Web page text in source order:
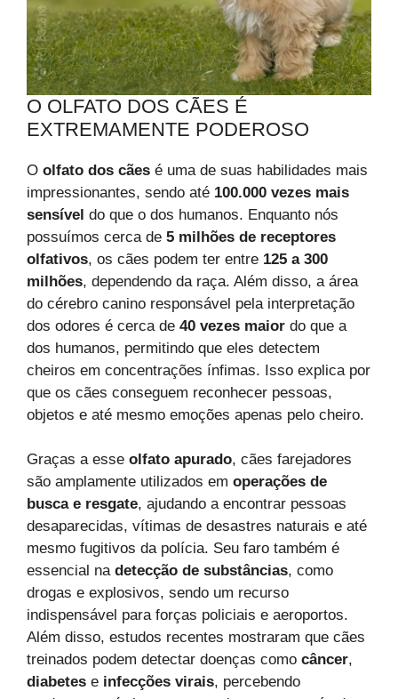
O OLFATO DOS CÃES É
EXTREMAMENTE PODEROSO
O olfato dos cães é uma de suas habilidades mais
impressionantes, sendo até 100.000 vezes mais
sensível do que o dos humanos. Enquanto nós
possuímos cerca de 5 milhões de receptores
olfativos, os cães podem ter entre 125 a 300
milhões, dependendo da raça. Além disso, a área
do cérebro canino responsável pela interpretação
dos odores é cerca de 40 vezes maior do que a
dos humanos, permitindo que eles detectem
cheiros em concentrações ínfimas. Isso explica por
que os cães conseguem reconhecer pessoas,
objetos e até mesmo emoções apenas pelo cheiro.
Graças a esse olfato apurado, cães farejadores
são amplamente utilizados em operações de
busca e resgate, ajudando a encontrar pessoas
desaparecidas, vítimas de desastres naturais e até
mesmo fugitivos da polícia. Seu faro também é
essencial na detecção de substâncias, como
drogas e explosivos, sendo um recurso
indispensável para forças policiais e aeroportos.
Além disso, estudos recentes mostraram que cães
treinados podem detectar doenças como câncer,
diabetes e infecções virais, percebendo